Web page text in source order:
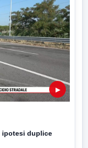
▶
ipotesi duplice